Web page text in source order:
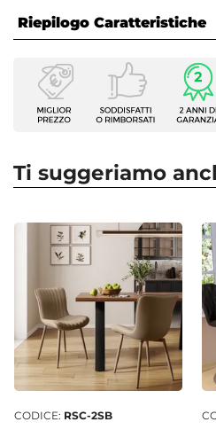
Scegli la versatilità di Zigolo.
Scopri il nostrovasto
arredare la tua casa come
migliaia di opzioni in
Riepilogo Caratteristiche
Caratteristiche
Tipologia
Set sgabelli
Serie
Dimensioni
Ø 41,5 cm
59 cm|83 cm
Materiale Gambe
Metallo
Materiale Seduta
Ti suggeriamo
CODICE: RSC-2SB